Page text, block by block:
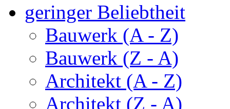
geringer Beliebtheit
Bauwerk (A - Z)
Bauwerk (Z - A)
Architekt (A - Z)
Architekt (Z - A)